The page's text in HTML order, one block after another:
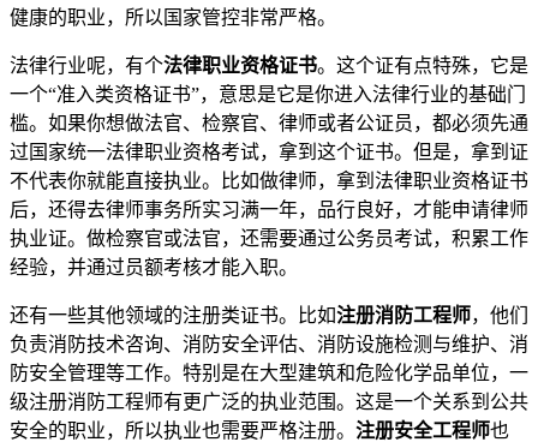
健康的职业，所以国家管控非常严格。
法律行业呢，有个法律职业资格证书。这个证有点特殊，它是
一个“准入类资格证书”，意思是它是你进入法律行业的基础门
槛。如果你想做法官、检察官、律师或者公证员，都必须先通
过国家统一法律职业资格考试，拿到这个证书。但是，拿到证
不代表你就能直接执业。比如做律师，拿到法律职业资格证书
后，还得去律师事务所实习满一年，品行良好，才能申请律师
执业证。做检察官或法官，还需要通过公务员考试，积累工作
经验，并通过员额考核才能入职。
还有一些其他领域的注册类证书。比如注册消防工程师，他们
负责消防技术咨询、消防安全评估、消防设施检测与维护、消
防安全管理等工作。特别是在大型建筑和危险化学品单位，一
级注册消防工程师有更广泛的执业范围。这是一个关系到公共
安全的职业，所以执业也需要严格注册。 注册安全工程师也